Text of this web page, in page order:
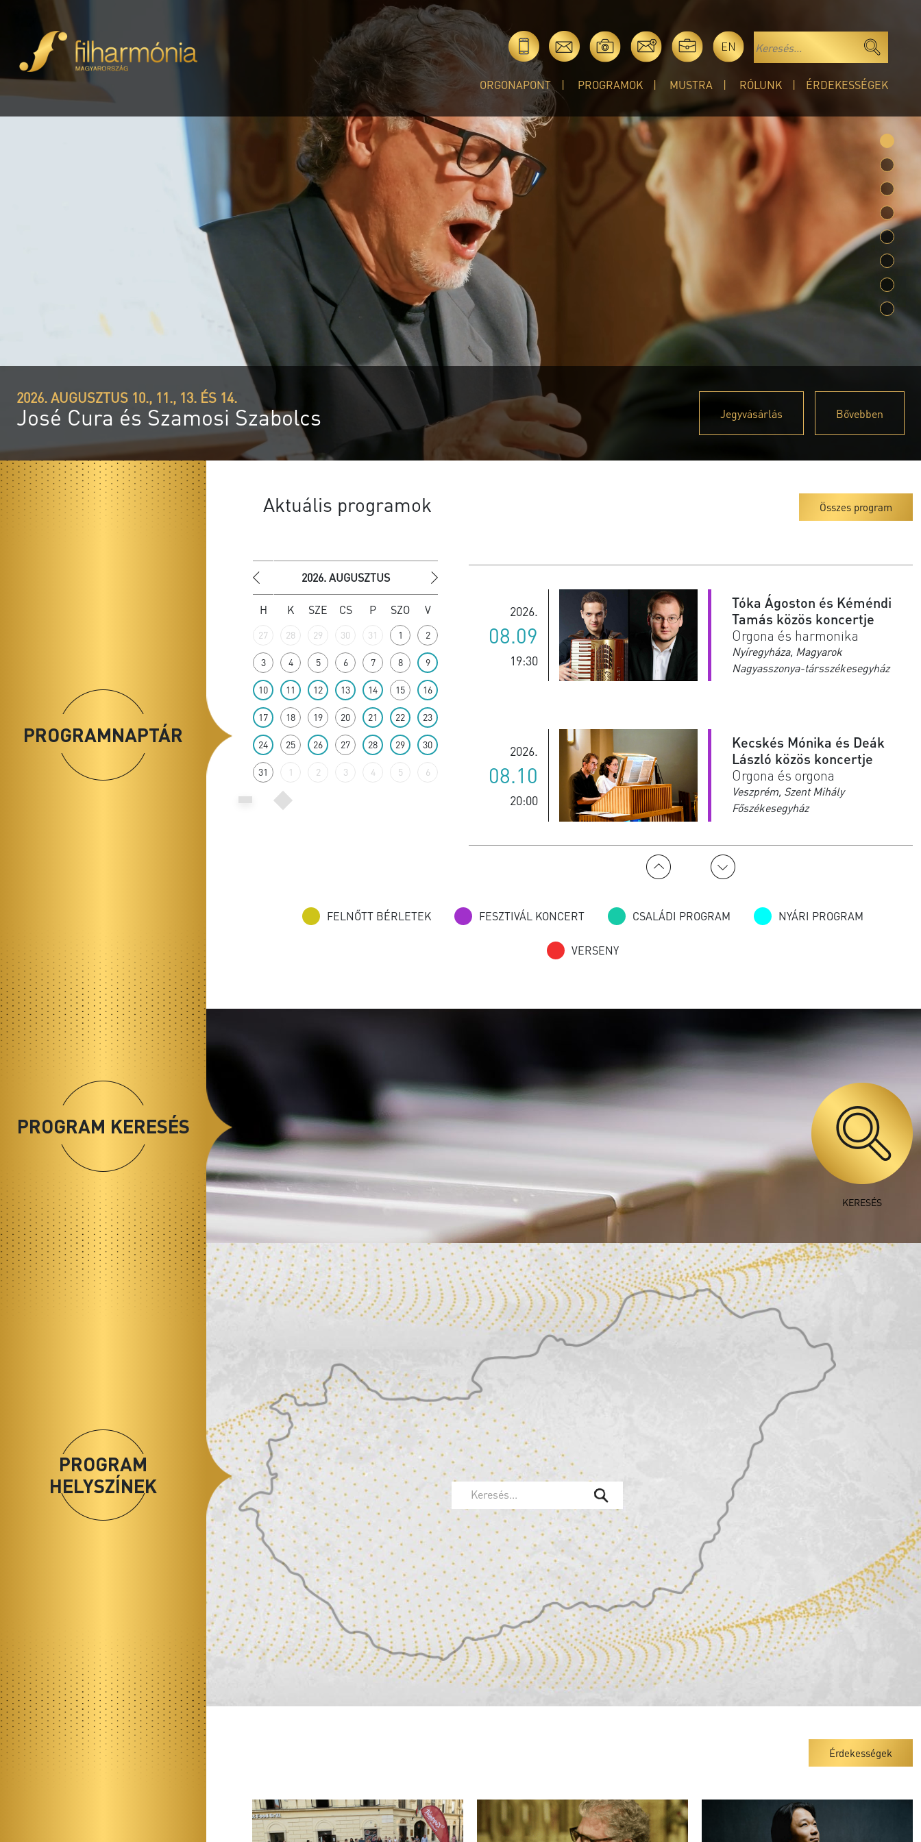
EN
ORGONAPONT PROGRAMOK MUSTRA RÓLUNK ÉRDEKESSÉGEK
Kiemelt programok
2026. AUGUSZTUS
OrgonaPont
Nyáresti orgonakoncertek országszerte
PROGRAMNAPTÁR
Aktuális programok Összes program
2026. AUGUSZTUS
H K SZE CS P SZO V
27 28 29 30 31 1 2
3 4 5 6 7 8 9
10 11 12 13 14 15 16
17 18 19 20 21 22 23
24 25 26 27 28 29 30
31 1 2 3 4 5 6
2026.
08.09
19:30
Tóka Ágoston és Kéméndi
Tamás közös koncertje
Orgona és harmonika
Nyíregyháza, Magyarok
Nagyasszonya-társszékesegyház
2026.
08.10
20:00
Kecskés Mónika és Deák
László közös koncertje
Orgona és orgona
Veszprém, Szent Mihály
Főszékesegyház
08.10
Szabolcs közös koncertje
José Cura és Szamosi
Szabolcs közös koncertje
Esztergom, Nagyboldogasszony- és
Szent Adalbert-főszékesegyház
08.12
19:30
Balatoni Sándor és Bartha
Noémi közös koncertje
2026.
08.13
20:00
José Cura és Szamosi
Szabolcs közös koncertje
Békéscsaba, Evangélikus
2026.
08.14
20:00
José Cura és Szamosi
Szabolcs közös koncertje
Debrecen, Református Nagytemplom
2026.
08.14
20:00
Kriszta Kinga és Horváth
István közös koncertje
Veszprém, Szentháromság tér
Szilveszter közös koncertje
Orgona és Bariton
Martfű, Szent Tamás apostol
FELNŐTT BÉRLETEK FESZTIVÁL KONCERT CSALÁDI PROGRAM NYÁRI PROGRAM
VERSENY
PROGRAM KERESÉS
KERESÉS
PROGRAM
HELYSZÍNEK
Keresés...
Érdekességek